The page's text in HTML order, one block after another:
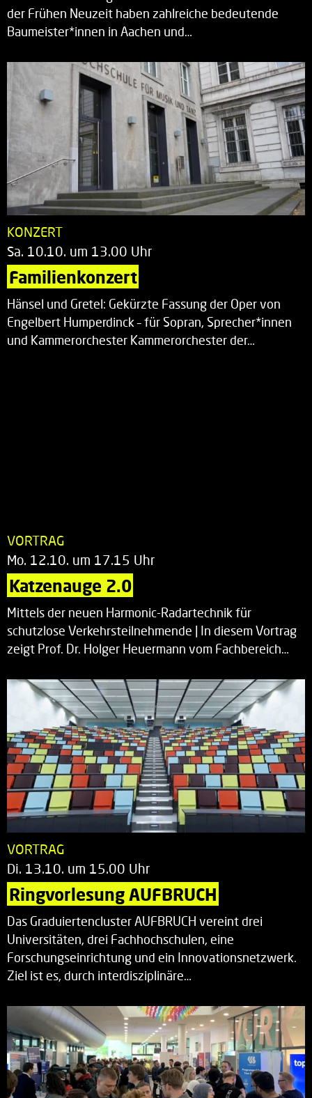
der Frühen Neuzeit haben zahlreiche bedeutende
Baumeister*innen in Aachen und…
KONZERT
Sa. 10.10. um 13.00 Uhr
Familienkonzert
Hänsel und Gretel: Gekürzte Fassung der Oper von
Engelbert Humperdinck – für Sopran, Sprecher*innen
und Kammerorchester Kammerorchester der…
VORTRAG
Mo. 12.10. um 17.15 Uhr
Katzenauge 2.0
Mittels der neuen Harmonic-Radartechnik für
schutzlose Verkehrsteilnehmende | In diesem Vortrag
zeigt Prof. Dr. Holger Heuermann vom Fachbereich…
VORTRAG
Di. 13.10. um 15.00 Uhr
Ringvorlesung AUFBRUCH
Das Graduiertencluster AUFBRUCH vereint drei
Universitäten, drei Fachhochschulen, eine
Forschungseinrichtung und ein Innovationsnetzwerk.
Ziel ist es, durch interdisziplinäre…